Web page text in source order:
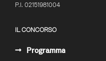
P.I. 02151981004
IL CONCORSO
Programma